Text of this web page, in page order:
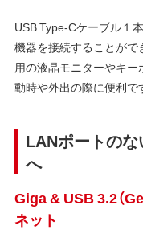
USB Type-Cケーブル１
機器を接続することがで
用の液晶モニターやキー
動時や外出の際に便利で
LANポートの
へ
Giga & USB 3.2（
ネット